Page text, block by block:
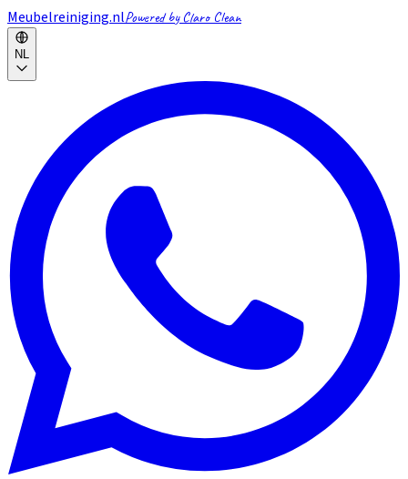
Meubelreiniging.nlPowered by Claro Clean
NL